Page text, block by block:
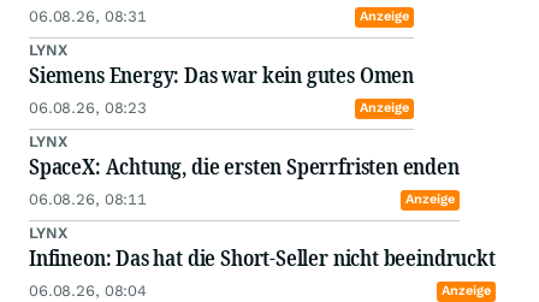
06.08.26, 08:31 Anzeige
LYNX
Siemens Energy: Das war kein gutes Omen
06.08.26, 08:23 Anzeige
LYNX
SpaceX: Achtung, die ersten Sperrfristen enden
06.08.26, 08:11 Anzeige
LYNX
Infineon: Das hat die Short-Seller nicht beeindruckt
06.08.26, 08:04 Anzeige